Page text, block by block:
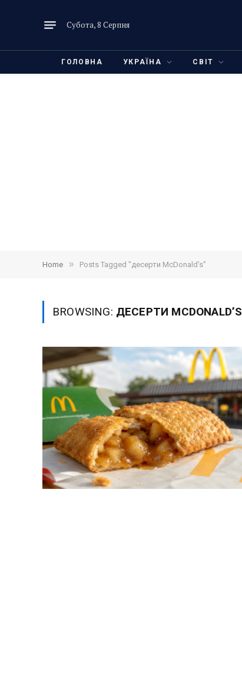
Субота, 8 Серпня
ГОЛОВНА УКРАЇНА СВІТ
Home » Posts Tagged "десерти McDonald’s"
BROWSING: ДЕСЕРТИ MCDONALD’S